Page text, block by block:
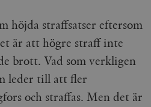
höjda straffsatser eftersom
är att högre straff inte
brott. Vad som verkligen
leder till att fler
och straffas. Men det är